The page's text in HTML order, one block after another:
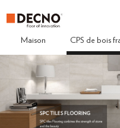
Maison CPS de bois